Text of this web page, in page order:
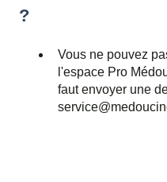
?
Vous ne pouvez
l'espace Pro
faut envoyer une